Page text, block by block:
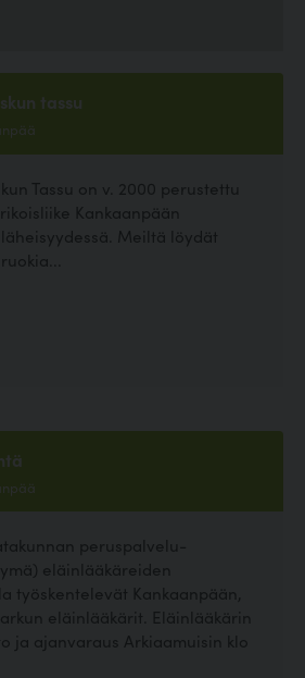
tassu
Tassu on v. 2000 perustettu
Kankaanpään
läheisyydessä. Meiltä löydät
peruspalvelu-
eläinlääkäreiden
työskentelevät Kankaanpään,
eläinlääkärit. Eläinlääkärin
ja ajanvaraus Arkiaamuisin klo